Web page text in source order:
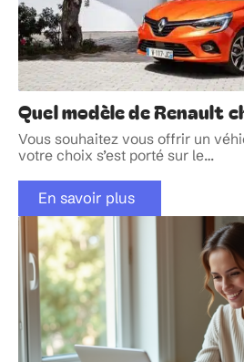
Quel modèle de Renault
Vous souhaitez vous offrir un
votre choix s’est porté sur le…
En savoir plus